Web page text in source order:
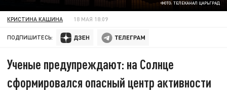
ФОТО: ТЕЛЕКАНАЛ ЦАРЬГРАД
КРИСТИНА КАШИНА 18 МАЯ 18:09
ПОДПИШИТЕСЬ:
Ученые предупреждают: на Солнце
сформировался опасный центр активности